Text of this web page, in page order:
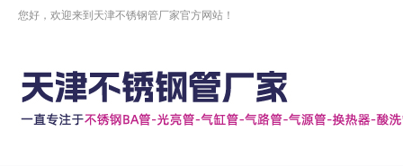
您好，欢迎来到天津不锈钢管厂家官方网站！